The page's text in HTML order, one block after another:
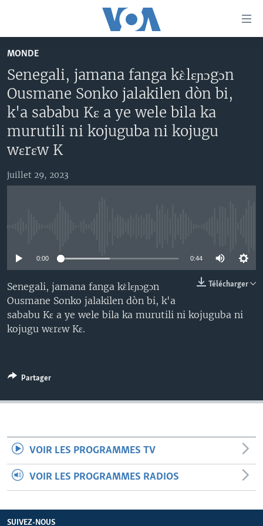
principal
Retour
navigation
principale
la
recherche
MALI KURA
RADIO
MALI KURA
TABALE
AN BA FO!
MALI
ÉTATS-UNIS
Learning English
SUIVEZ-NOUS
MONDE
Senegali, jamana fanga kὲlɛɲɔgɔn
Ousmane Sonko jalakilen dòn bi,
k'a sababu Kɛ a ye wele bila ka
murutili ni kojuguba ni kojugu
wɛrɛw K
juillet 29, 2023
0:00 0:44
Télécharger
Senegali, jamana fanga kὲlɛɲɔgɔn
Ousmane Sonko jalakilen dòn bi, k'a
sababu Kɛ a ye wele bila ka murutili ni kojuguba ni
kojugu wɛrɛw Kɛ.
Partager
VOIR LES PROGRAMMES TV
VOIR LES PROGRAMMES RADIOS
SUIVEZ-NOUS